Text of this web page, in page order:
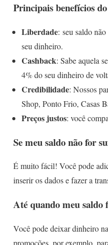
Principais benefícios
Liberdade: seu saldo
seu dinheiro.
Cashback: Sabe aquela
4% do seu dinheiro de
Credibilidade: Nossos
Shop, Ponto Frio, Casas
Preços justos: você
Se meu saldo não for
É muito fácil! Você pode
inserir os dados e fazer a
Até quando meu saldo
Você pode deixar dinheiro
promoções, por exemplo,